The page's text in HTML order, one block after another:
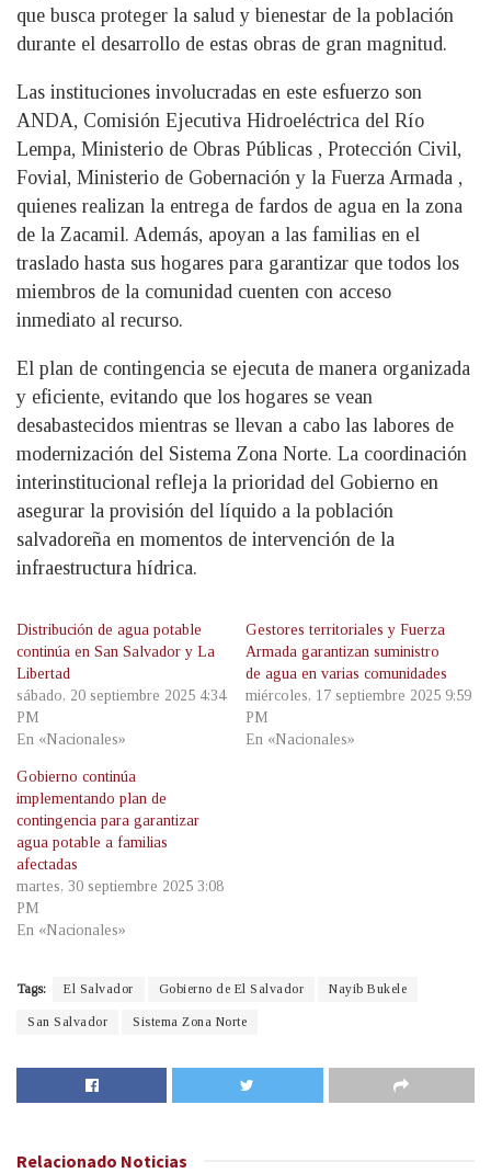
que busca proteger la salud y bienestar de la población
durante el desarrollo de estas obras de gran magnitud.
Las instituciones involucradas en este esfuerzo son
ANDA, Comisión Ejecutiva Hidroeléctrica del Río
Lempa, Ministerio de Obras Públicas , Protección Civil,
Fovial, Ministerio de Gobernación y la Fuerza Armada ,
quienes realizan la entrega de fardos de agua en la zona
de la Zacamil. Además, apoyan a las familias en el
traslado hasta sus hogares para garantizar que todos los
miembros de la comunidad cuenten con acceso
inmediato al recurso.
El plan de contingencia se ejecuta de manera organizada
y eficiente, evitando que los hogares se vean
desabastecidos mientras se llevan a cabo las labores de
modernización del Sistema Zona Norte. La coordinación
interinstitucional refleja la prioridad del Gobierno en
asegurar la provisión del líquido a la población
salvadoreña en momentos de intervención de la
infraestructura hídrica.
Distribución de agua potable
continúa en San Salvador y La
Libertad
sábado, 20 septiembre 2025 4:34
PM
En «Nacionales»
Gestores territoriales y Fuerza
Armada garantizan suministro
de agua en varias comunidades
miércoles, 17 septiembre 2025 9:59
PM
En «Nacionales»
Gobierno continúa
implementando plan de
contingencia para garantizar
agua potable a familias
afectadas
martes, 30 septiembre 2025 3:08
PM
En «Nacionales»
Tags: El Salvador Gobierno de El Salvador Nayib Bukele
San Salvador Sistema Zona Norte
Relacionado Noticias